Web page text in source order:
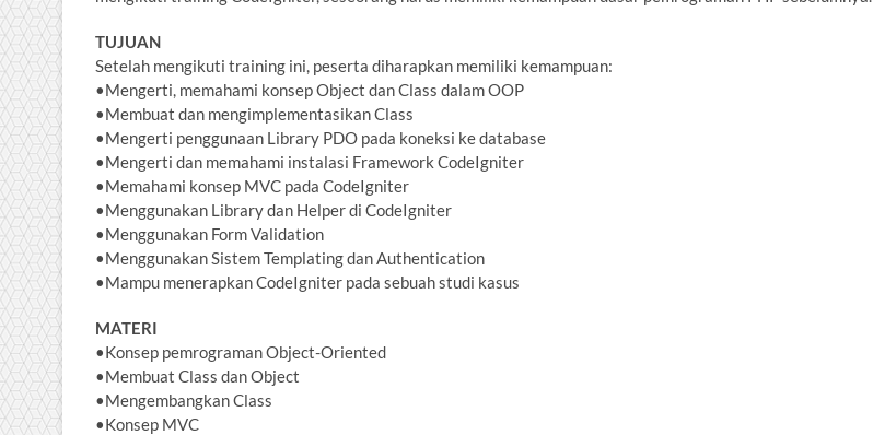
TUJUAN
Setelah mengikuti training ini, peserta diharapkan memiliki kemampuan:
•Mengerti, memahami konsep Object dan Class dalam OOP
•Membuat dan mengimplementasikan Class
•Mengerti penggunaan Library PDO pada koneksi ke database
•Mengerti dan memahami instalasi Framework CodeIgniter
•Memahami konsep MVC pada CodeIgniter
•Menggunakan Library dan Helper di CodeIgniter
•Menggunakan Form Validation
•Menggunakan Sistem Templating dan Authentication
•Mampu menerapkan CodeIgniter pada sebuah studi kasus
MATERI
•Konsep pemrograman Object-Oriented
•Membuat Class dan Object
•Mengembangkan Class
•Konsep MVC